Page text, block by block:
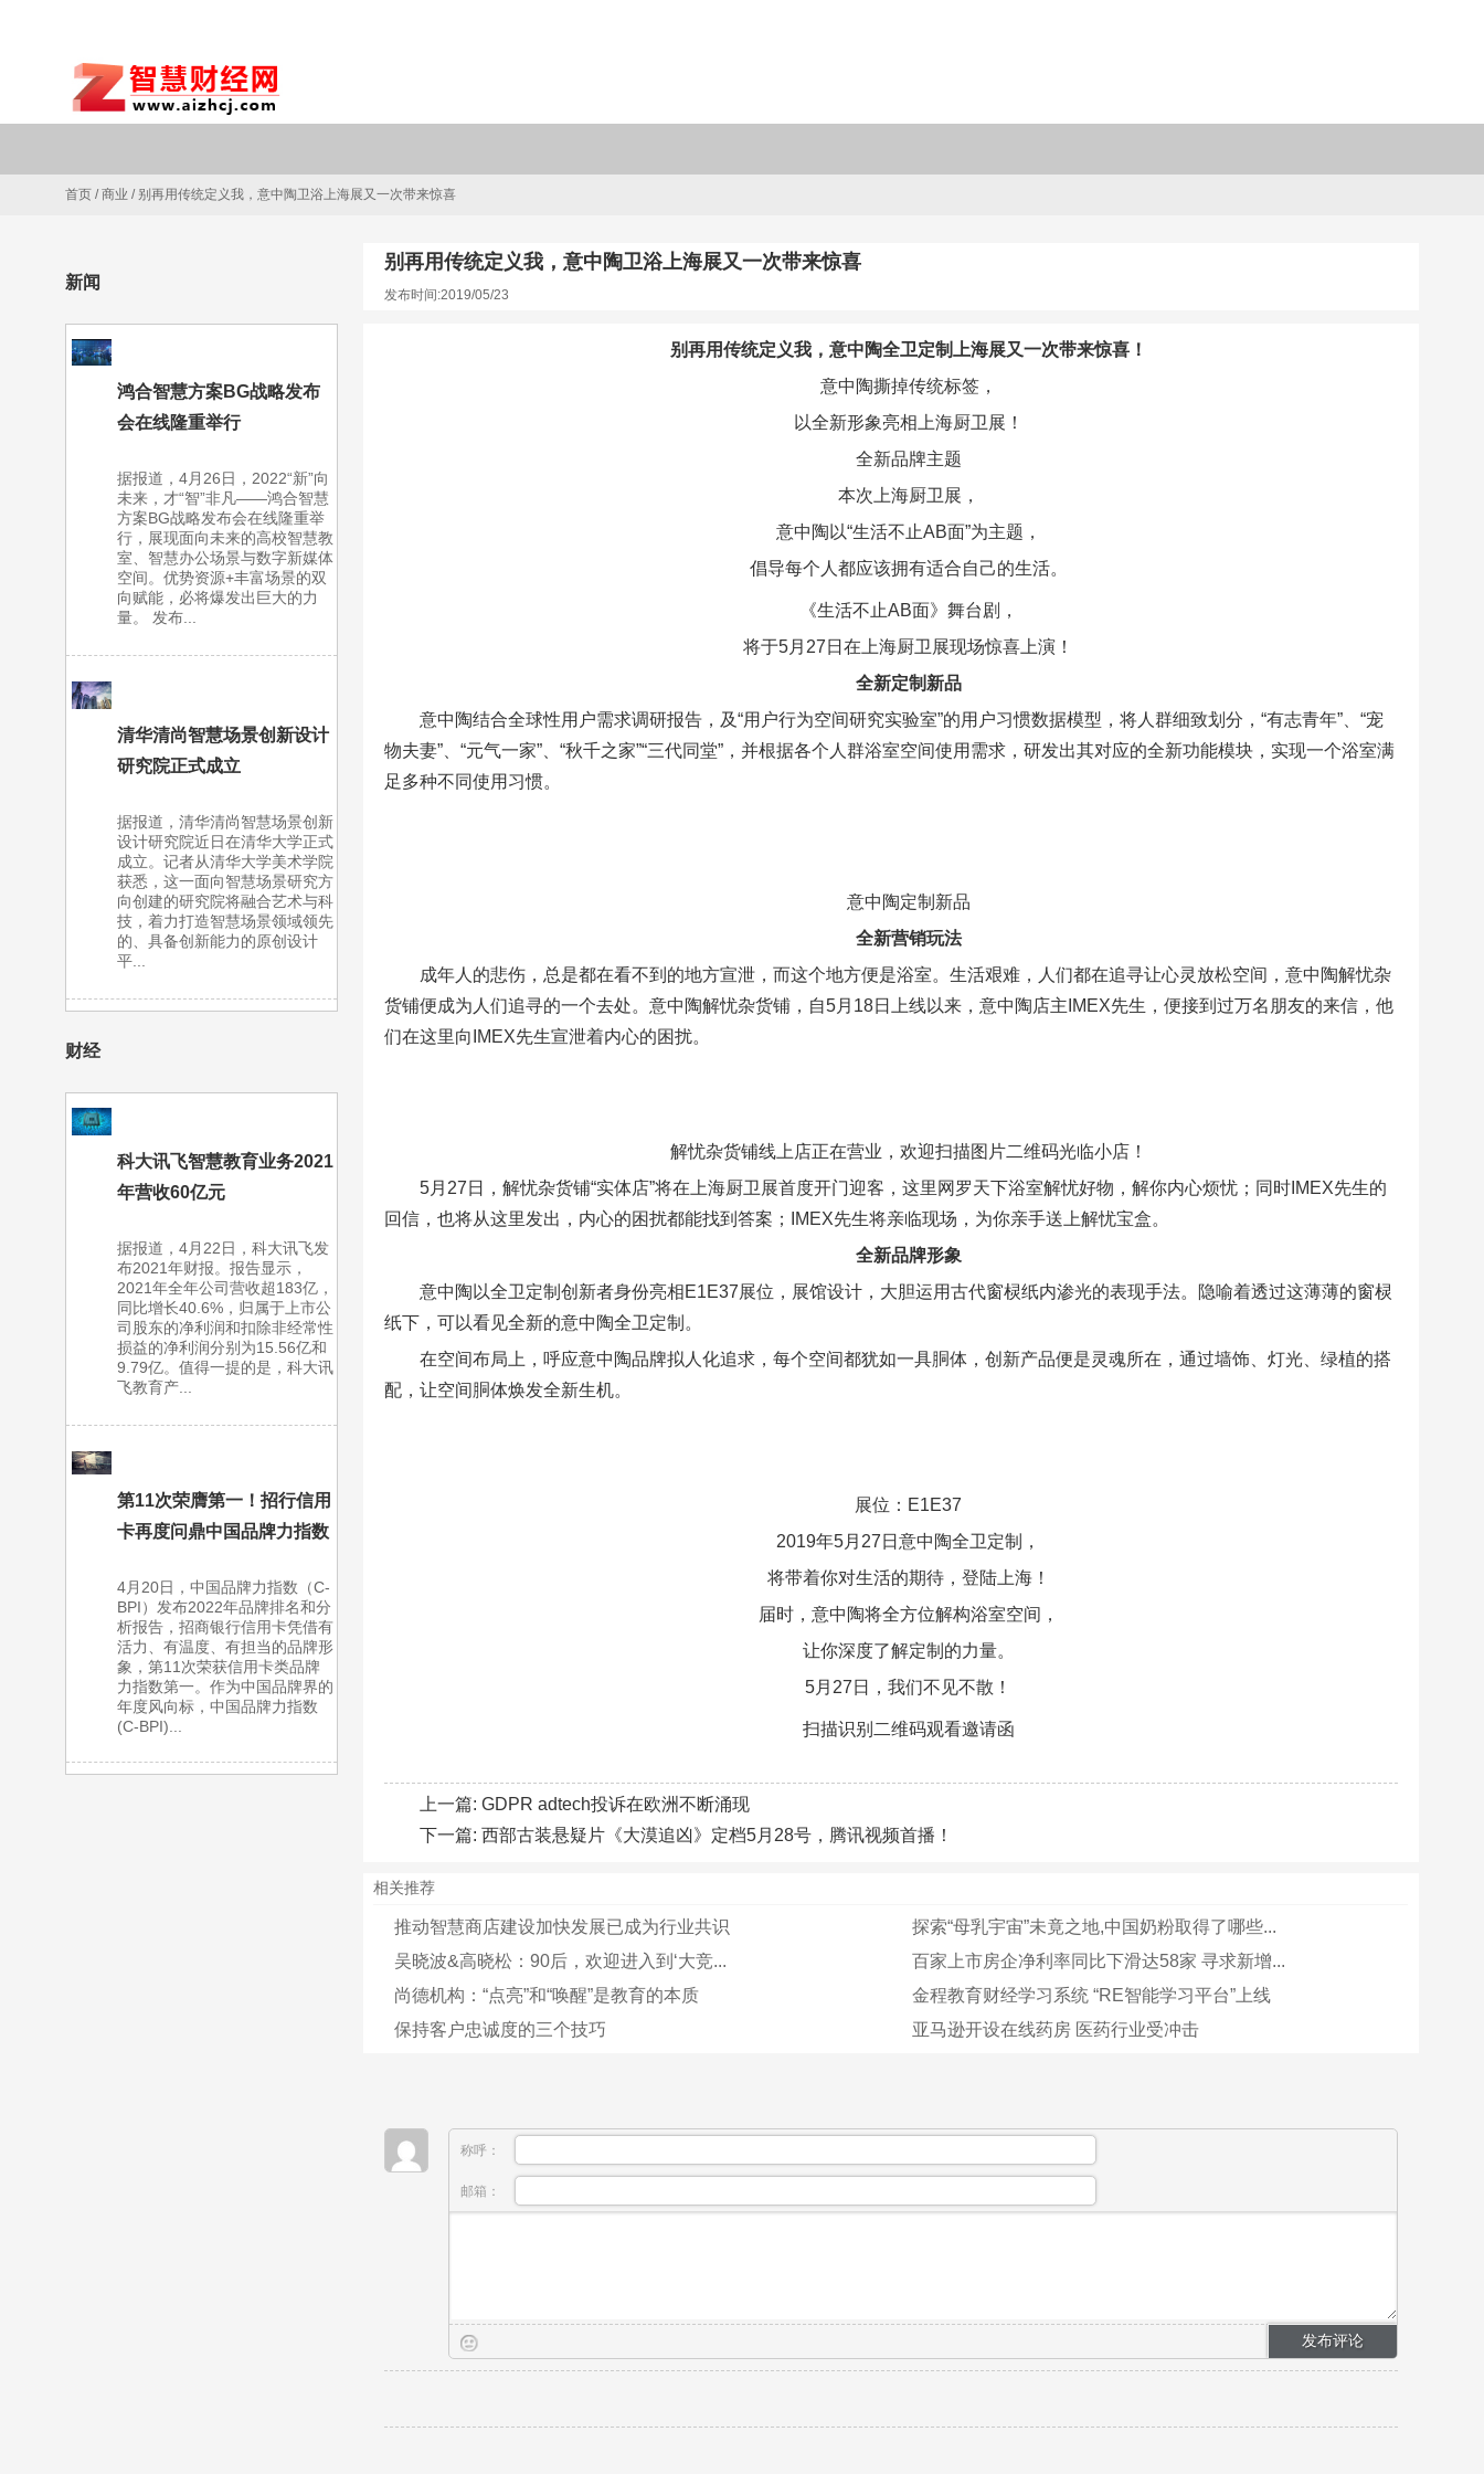
首页 /商业 / 别再用传统定义我，意中陶卫浴上海展又一次带来惊喜
新闻
鸿合智慧方案BG战略发布
会在线隆重举行
据报道，4月26日，2022“新”向
未来，才“智”非凡——鸿合智慧
方案BG战略发布会在线隆重举
行，展现面向未来的高校智慧教
室、智慧办公场景与数字新媒体
空间。优势资源+丰富场景的双
向赋能，必将爆发出巨大的力
量。 发布...
清华清尚智慧场景创新设计
研究院正式成立
据报道，清华清尚智慧场景创新
设计研究院近日在清华大学正式
成立。记者从清华大学美术学院
获悉，这一面向智慧场景研究方
向创建的研究院将融合艺术与科
技，着力打造智慧场景领域领先
的、具备创新能力的原创设计
平...
财经
科大讯飞智慧教育业务2021
年营收60亿元
据报道，4月22日，科大讯飞发
布2021年财报。报告显示，
2021年全年公司营收超183亿，
同比增长40.6%，归属于上市公
司股东的净利润和扣除非经常性
损益的净利润分别为15.56亿和
9.79亿。值得一提的是，科大讯
飞教育产...
第11次荣膺第一！招行信用
卡再度问鼎中国品牌力指数
4月20日，中国品牌力指数（C-
BPI）发布2022年品牌排名和分
析报告，招商银行信用卡凭借有
活力、有温度、有担当的品牌形
象，第11次荣获信用卡类品牌
力指数第一。作为中国品牌界的
年度风向标，中国品牌力指数
(C-BPI)...
别再用传统定义我，意中陶卫浴上海展又一次带来惊喜
发布时间:2019/05/23
别再用传统定义我，意中陶全卫定制上海展又一次带来惊喜！
意中陶撕掉传统标签，
以全新形象亮相上海厨卫展！
全新品牌主题
本次上海厨卫展，
意中陶以“生活不止AB面”为主题，
倡导每个人都应该拥有适合自己的生活。
《生活不止AB面》舞台剧，
将于5月27日在上海厨卫展现场惊喜上演！
全新定制新品
意中陶结合全球性用户需求调研报告，及“用户行为空间研究实验室”的用户习惯数据模型，将人群细致划分，“有志青年”、“宠
物夫妻”、“元气一家”、“秋千之家”“三代同堂”，并根据各个人群浴室空间使用需求，研发出其对应的全新功能模块，实现一个浴室满
足多种不同使用习惯。
意中陶定制新品
全新营销玩法
成年人的悲伤，总是都在看不到的地方宣泄，而这个地方便是浴室。生活艰难，人们都在追寻让心灵放松空间，意中陶解忧杂
货铺便成为人们追寻的一个去处。意中陶解忧杂货铺，自5月18日上线以来，意中陶店主IMEX先生，便接到过万名朋友的来信，他
们在这里向IMEX先生宣泄着内心的困扰。
解忧杂货铺线上店正在营业，欢迎扫描图片二维码光临小店！
5月27日，解忧杂货铺“实体店”将在上海厨卫展首度开门迎客，这里网罗天下浴室解忧好物，解你内心烦忧；同时IMEX先生的
回信，也将从这里发出，内心的困扰都能找到答案；IMEX先生将亲临现场，为你亲手送上解忧宝盒。
全新品牌形象
意中陶以全卫定制创新者身份亮相E1E37展位，展馆设计，大胆运用古代窗棂纸内渗光的表现手法。隐喻着透过这薄薄的窗棂
纸下，可以看见全新的意中陶全卫定制。
在空间布局上，呼应意中陶品牌拟人化追求，每个空间都犹如一具胴体，创新产品便是灵魂所在，通过墙饰、灯光、绿植的搭
配，让空间胴体焕发全新生机。
展位：E1E37
2019年5月27日意中陶全卫定制，
将带着你对生活的期待，登陆上海！
届时，意中陶将全方位解构浴室空间，
让你深度了解定制的力量。
5月27日，我们不见不散！
扫描识别二维码观看邀请函
上一篇: GDPR adtech投诉在欧洲不断涌现
下一篇: 西部古装悬疑片《大漠追凶》定档5月28号，腾讯视频首播！
相关推荐
推动智慧商店建设加快发展已成为行业共识
探索“母乳宇宙”未竟之地,中国奶粉取得了哪些...
吴晓波&高晓松：90后，欢迎进入到‘大竞...
百家上市房企净利率同比下滑达58家 寻求新增...
尚德机构：“点亮”和“唤醒”是教育的本质
金程教育财经学习系统 “RE智能学习平台”上线
保持客户忠诚度的三个技巧
亚马逊开设在线药房 医药行业受冲击
称呼：
邮箱：